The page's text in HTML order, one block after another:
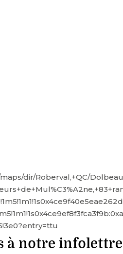
dir/Roberval,+QC/
à notre infolettre